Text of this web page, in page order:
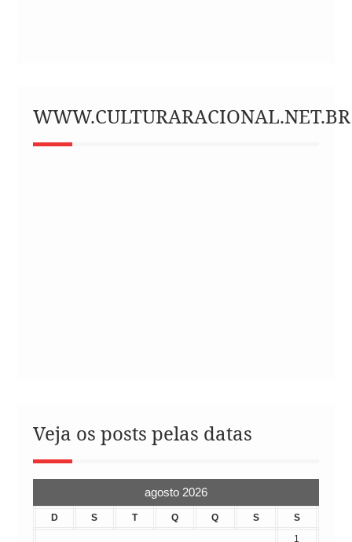
WWW.CULTURARACIONAL.NET.BR
Veja os posts pelas datas
agosto 2026
D S T Q Q S
S
1